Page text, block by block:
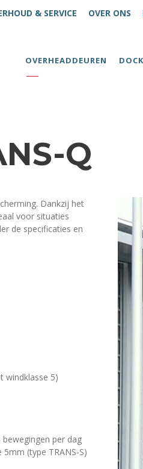
& SERVICE OVER ONS
OVERHEADDEUREN
Q
Dankzij het
voor situaties
de specificaties en
windklasse 5)
per dag
(type TRANS-S)